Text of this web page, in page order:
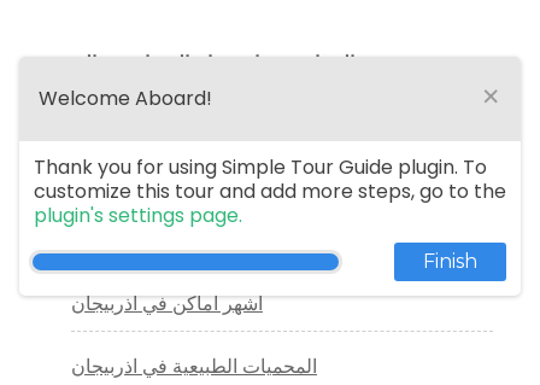
السياحة في اذربيجان المسافرون العرب
الاماكن السياحية في اذربيجان
أشهر أماكن في اذربيجان
المحميات الطبيعية في اذربيجان
Welcome Aboard! ×
Thank you for using Simple Tour Guide plugin. To
customize this tour and add more steps, go to the
plugin's settings page.
Finish